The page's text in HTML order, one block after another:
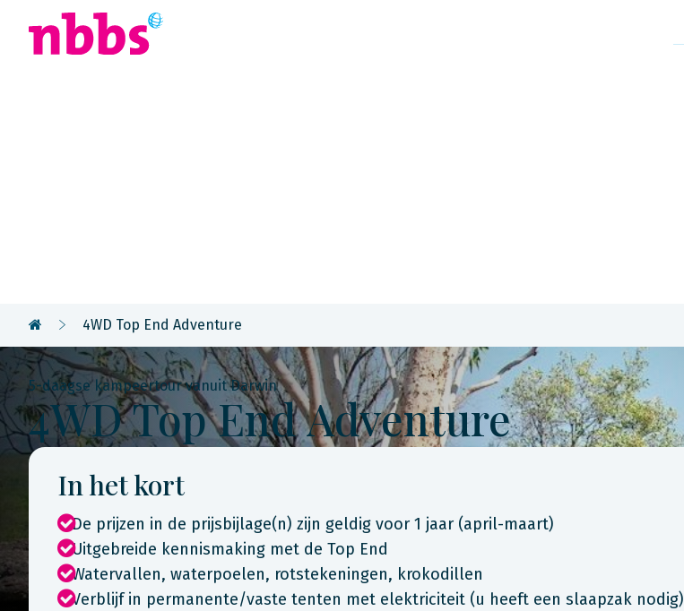
4WD Top End Adventure
5-daagse kampeertour vanuit Darwin
4WD Top End Adventure
In het kort
De prijzen in de prijsbijlage(n) zijn geldig voor 1 jaar (april-maart)
Uitgebreide kennismaking met de Top End
Watervallen, waterpoelen, rotstekeningen, krokodillen
Verblijf in permanente/vaste tenten met elektriciteit (u heeft een slaapzak nodig)